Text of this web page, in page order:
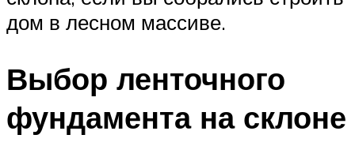
дом в лесном массиве.
Выбор ленточного
фундамента на склоне